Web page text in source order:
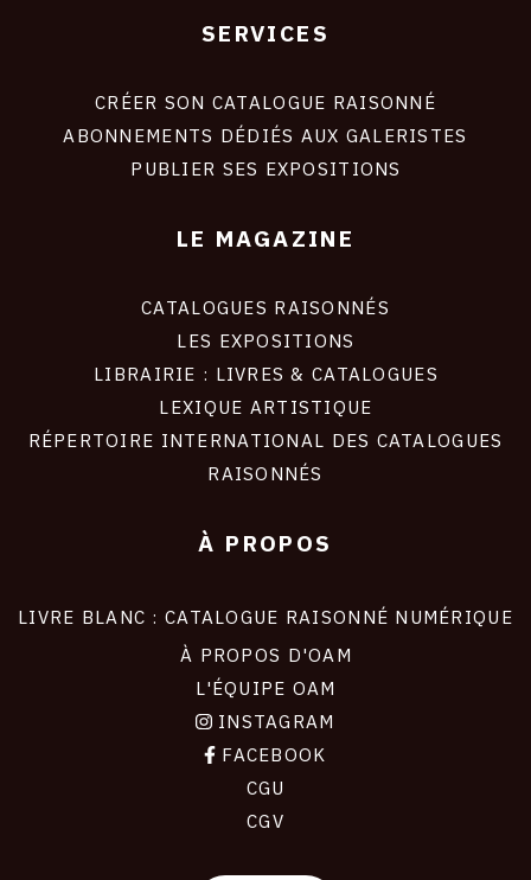
SERVICES
CRÉER SON CATALOGUE RAISONNÉ
ABONNEMENTS DÉDIÉS AUX GALERISTES
PUBLIER SES EXPOSITIONS
LE MAGAZINE
CATALOGUES RAISONNÉS
LES EXPOSITIONS
LIBRAIRIE : LIVRES & CATALOGUES
LEXIQUE ARTISTIQUE
RÉPERTOIRE INTERNATIONAL DES CATALOGUES
RAISONNÉS
À PROPOS
LIVRE BLANC : CATALOGUE RAISONNÉ NUMÉRIQUE
À PROPOS D'OAM
L'ÉQUIPE OAM
INSTAGRAM
FACEBOOK
CGU
CGV